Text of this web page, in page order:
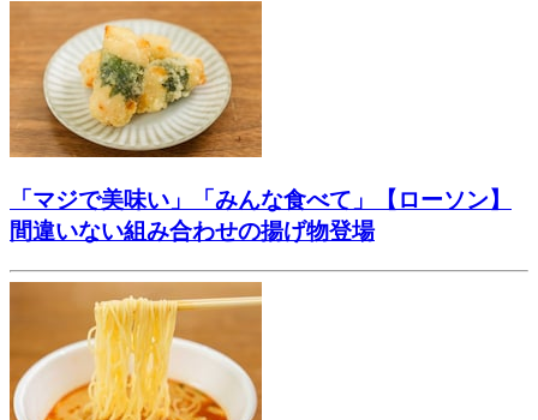
「マジで美味い」「みんな食べて」【ローソン】
間違いない組み合わせの揚げ物登場